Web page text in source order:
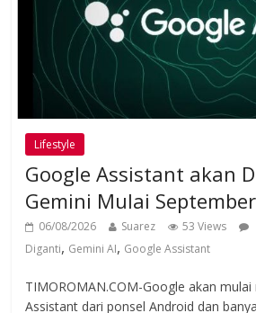
Lifestyle
Google Assistant akan
Gemini Mulai
06/08/2026 Suarez 53 Views
Diganti, Gemini AI, Google Assistant
TIMOROMAN.COM-Google akan
Assistant dari ponsel Android dan